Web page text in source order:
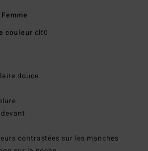
couleur clt0
douce
contrastées sur les manches